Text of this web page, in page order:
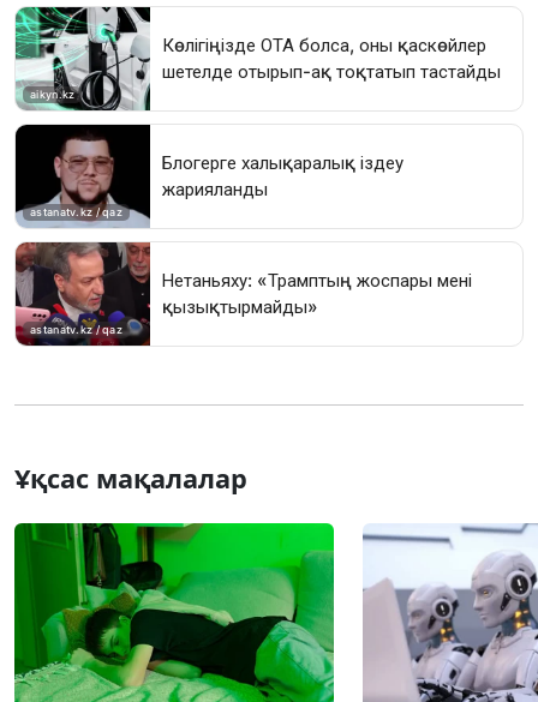
Ұқсас мақалалар